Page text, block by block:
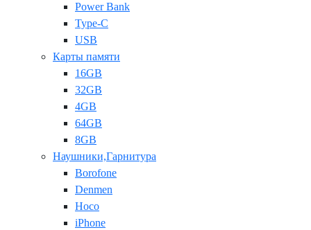
Power Bank
Type-C
USB
Карты памяти
16GB
32GB
4GB
64GB
8GB
Наушники,Гарнитура
Borofone
Denmen
Hoco
iPhone